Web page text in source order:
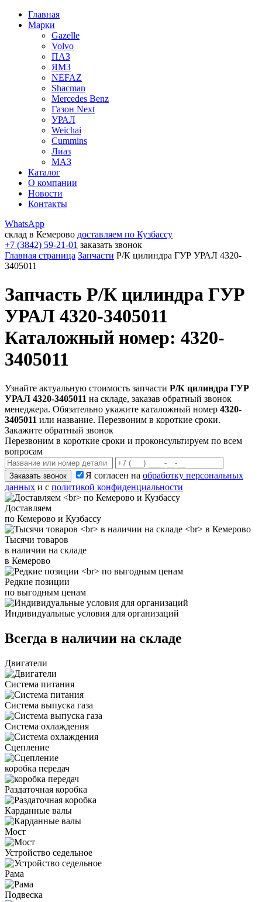
Главная
Марки
Gazelle
Volvo
ПАЗ
ЯМЗ
NEFAZ
Shacman
Mercedes Benz
Газон Next
УРАЛ
Weichai
Cummins
Лиаз
МАЗ
Каталог
О компании
Новости
Контакты
WhatsApp
склад в Кемерово доставляем по Кузбассу
+7 (3842) 59-21-01 заказать звонок
Главная страница Запчасти Р/К цилиндра ГУР УРАЛ 4320-
3405011
Запчасть Р/К цилиндра ГУР
УРАЛ 4320-3405011
Каталожный номер: 4320-
3405011
Узнайте актуальную стоимость запчасти Р/К цилиндра ГУР
УРАЛ 4320-3405011 на складе, заказав обратный звонок
менеджера. Обязательно укажите каталожный номер 4320-
3405011 или название. Перезвоним в короткие сроки.
Закажите обратный звонок
Перезвоним в короткие сроки и проконсультируем по всем
вопросам
Заказать звонок Я согласен на обработку персональных
данных и с политикой конфиденциальности
Доставляем
по Кемерово и Кузбассу
Тысячи товаров
в наличии на складе
в Кемерово
Редкие позиции
по выгодным ценам
Индивидуальные условия для организаций
Всегда в наличии на складе
Двигатели
Система питания
Система выпуска газа
Система охлаждения
Сцепление
коробка передач
Раздаточная коробка
Карданные валы
Мост
Устройство седельное
Рама
Подвеска